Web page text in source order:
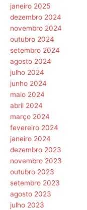
janeiro 2025
dezembro 2024
novembro 2024
outubro 2024
setembro 2024
agosto 2024
julho 2024
junho 2024
maio 2024
abril 2024
março 2024
fevereiro 2024
janeiro 2024
dezembro 2023
novembro 2023
outubro 2023
setembro 2023
agosto 2023
julho 2023